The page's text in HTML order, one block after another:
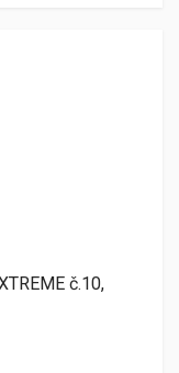
č.10,